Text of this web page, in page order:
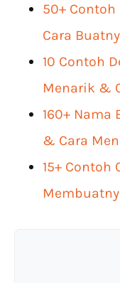
50+
Cara
10 Contoh
Menarik &
160+ Nama
& Cara
15+ Contoh